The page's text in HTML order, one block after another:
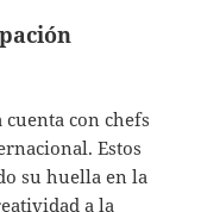
con chefs
Estos
su huella en la
a la